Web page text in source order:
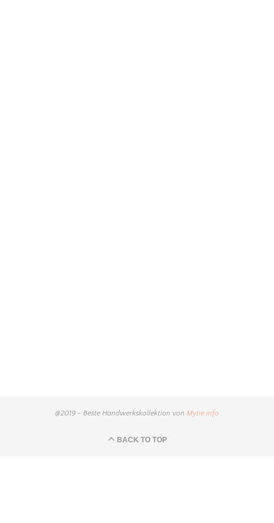
@2019 - Beste Handwerkskollektion von Mytie.info
BACK TO TOP